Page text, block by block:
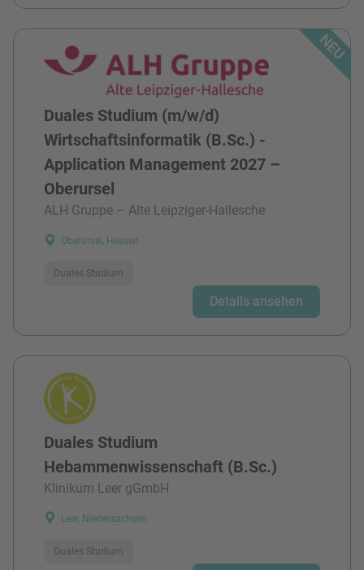
Duales Studium (m/w/d)
Wirtschaftsinformatik (B.Sc.) -
Application Management 2027 –
Oberursel
ALH Gruppe – Alte Leipziger-Hallesche
Oberursel, Hessen
Duales Studium
Details ansehen
Duales Studium
Hebammenwissenschaft (B.Sc.)
Klinikum Leer gGmbH
Leer, Niedersachsen
Duales Studium